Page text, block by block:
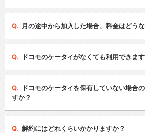
月の途中から加入した場合、料金はどう
ドコモのケータイがなくても利用できます
ドコモのケータイを保有していない場合
すか？
解約にはどれくらいかかりますか？